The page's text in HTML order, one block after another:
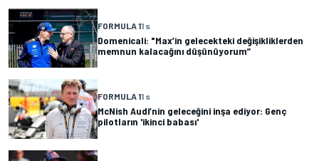
FORMULA 11 s
Domenicali: "Max’in gelecekteki değişikliklerden
memnun kalacağını düşünüyorum”
FORMULA 11 s
McNish Audi’nin geleceğini inşa ediyor: Genç
pilotların 'ikinci babası'